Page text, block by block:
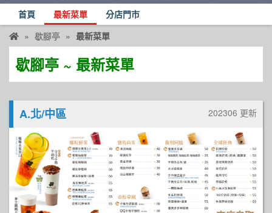
首頁 最新菜單 分店門市
歇腳亭 最新菜單
歇腳亭 ~ 最新菜單
A.北/中區 202306 更新
優惠活動
折價卷
線上DM
品牌總覽